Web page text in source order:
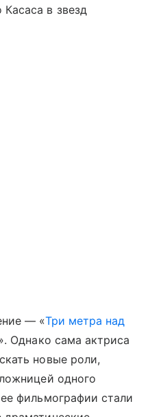
в звезд
— «Три метра над
Однако сама актриса
новые роли,
одного
фильмографии стали